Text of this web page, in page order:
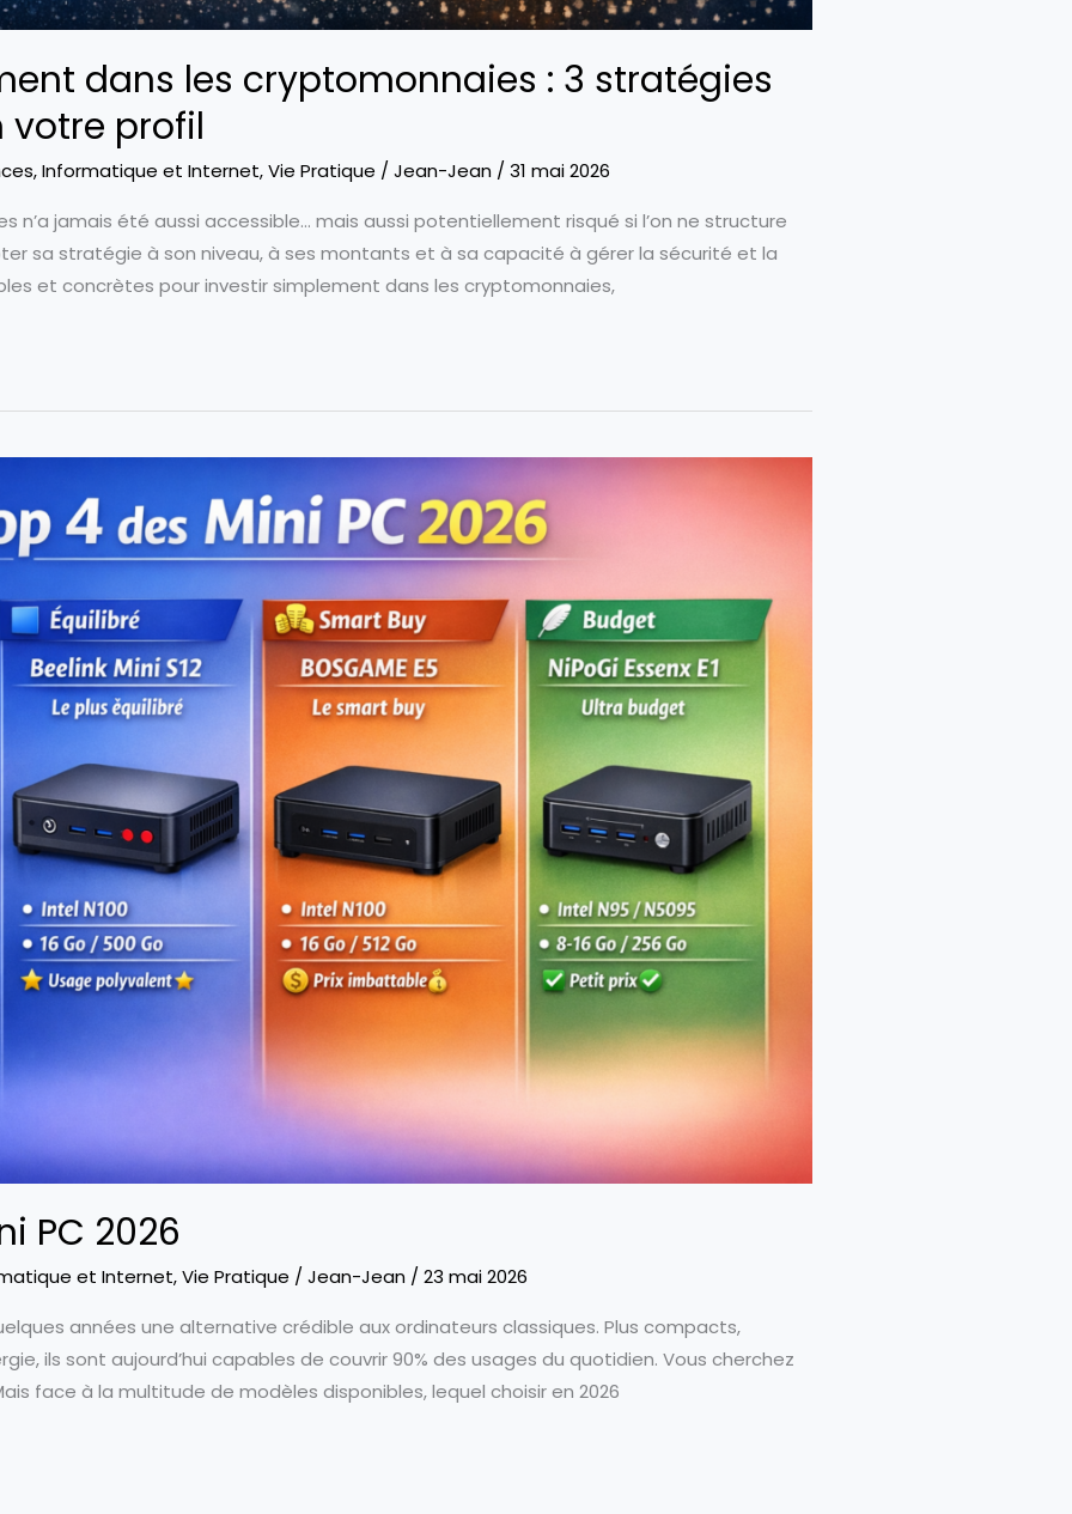
dans les cryptomonnaies : 3 stratégies
votre profil
,Informatique et Internet,Vie Pratique /Jean-Jean /31 mai 2026
n’a jamais été aussi accessible… mais aussi potentiellement risqué si l’on ne structure
sa stratégie à son niveau, à ses montants et à sa capacité à gérer la sécurité et la
et concrètes pour investir simplement dans les cryptomonnaies,
PC 2026
et Internet,Vie Pratique / Jean-Jean / 23 mai 2026
années une alternative crédible aux ordinateurs classiques. Plus compacts,
ils sont aujourd’hui capables de couvrir 90% des usages du quotidien. Vous cherchez
face à la multitude de modèles disponibles, lequel choisir en 2026